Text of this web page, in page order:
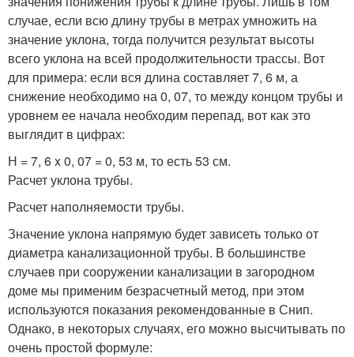
случае, если всю длину трубы в метрах умножить на
значение уклона, тогда получится результат высоты
всего уклона на всей продолжительности трассы. Вот
для примера: если вся длина составляет 7, 6 м, а
снижение необходимо на 0, 07, то между концом трубы и
уровнем ее начала необходим перепад, вот как это
выглядит в цифрах:
Н = 7, 6 x 0, 07 = 0, 53 м, то есть 53 см.
Расчет уклона трубы.
Расчет наполняемости трубы.
Значение уклона напрямую будет зависеть только от
диаметра канализационной трубы. В большинстве
случаев при сооружении канализации в загородном
доме мы применим безрасчетный метод, при этом
используются показания рекомендованные в Снип.
Однако, в некоторых случаях, его можно высчитывать по
очень простой формуле: